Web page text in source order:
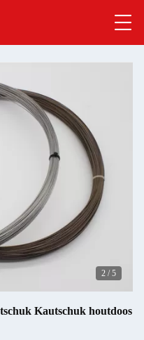
2 /5
Kautschuk houtdoos